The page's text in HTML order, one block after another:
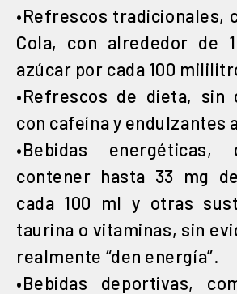
•Refrescos tradicionales,
Cola, con alrededor de
azúcar por cada 100
•Refrescos de dieta, sin
con cafeína y endulzantes
•Bebidas energéticas,
contener hasta 33 mg
cada 100 ml y otras
taurina o vitaminas, sin
realmente “den energía”.
•Bebidas deportivas,